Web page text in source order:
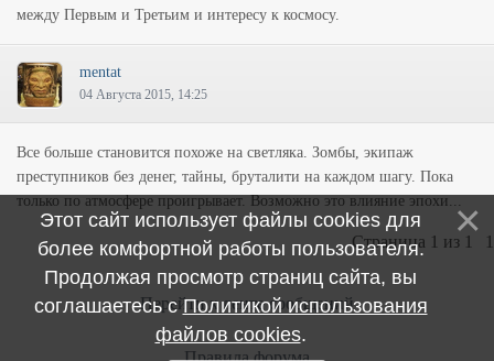
между Первым и Третьим и интересу к космосу.
mentat
04 Августа 2015, 14:25
Все больше становится похоже на светляка. Зомбы, экипаж
преступников без денег, тайны, бруталити на каждом шагу. Пока
только по атмосфере проигрывает. Возможно это влияние эпохи...
Страница 1 из 1 1
Перейти к ленте сообщений
Правила форума
Этот сайт использует файлы cookies для
более комфортной работы пользователя.
Продолжая просмотр страниц сайта, вы
соглашаетесь сПолитикой использования
файлов cookies.